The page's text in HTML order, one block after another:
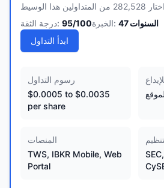
اختار 282,528 من المتداولين هذا الوسيط
درجة الثقة: 95/100 الخبرة: 47 السنوات
ابدأ التداول
رسوم التداول
$0.0005 to $0.0035
per share
المنصات
TWS, IBKR Mobile, Web
Portal